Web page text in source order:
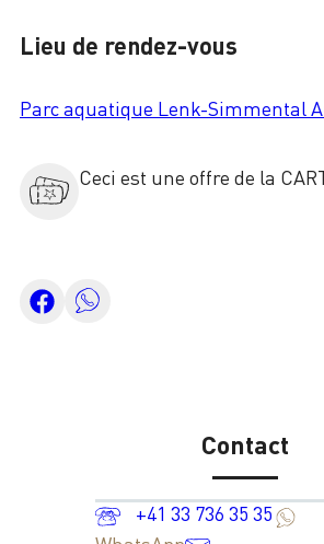
Ceci est une offre de la
Lieu de rendez-vous
Parc aquatique Lenk-Simmental
Contact
+41 33 736 35 35